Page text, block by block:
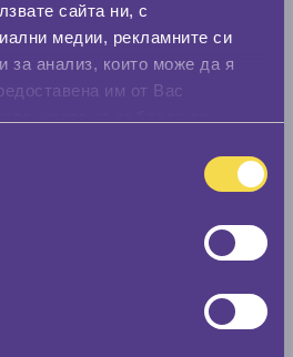
сайта ни, с
медии, рекламните си
за анализ, които може да я
им от Вас
размер
при 100